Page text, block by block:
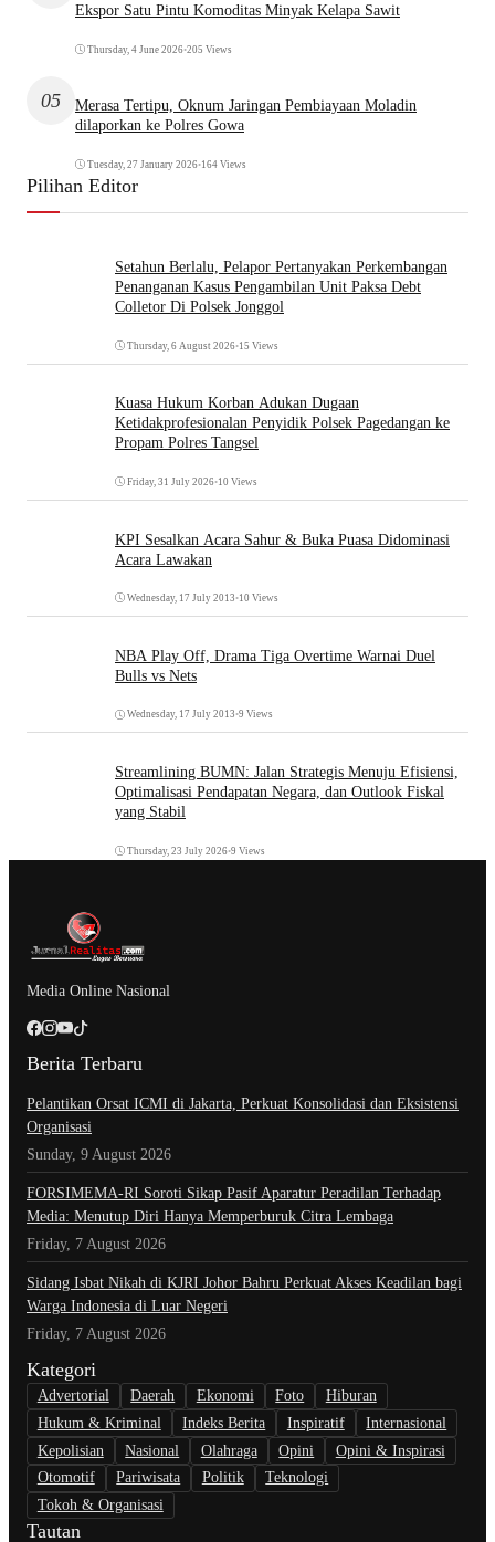
Ekspor Satu Pintu Komoditas Minyak Kelapa Sawit
Thursday, 4 June 2026•205 Views
05
Merasa Tertipu, Oknum Jaringan Pembiayaan Moladin
dilaporkan ke Polres Gowa
Tuesday, 27 January 2026•164 Views
Pilihan Editor
Setahun Berlalu, Pelapor Pertanyakan Perkembangan
Penanganan Kasus Pengambilan Unit Paksa Debt
Colletor Di Polsek Jonggol
Thursday, 6 August 2026•15 Views
Kuasa Hukum Korban Adukan Dugaan
Ketidakprofesionalan Penyidik Polsek Pagedangan ke
Propam Polres Tangsel
Friday, 31 July 2026•10 Views
KPI Sesalkan Acara Sahur & Buka Puasa Didominasi
Acara Lawakan
Wednesday, 17 July 2013 •10 Views
NBA Play Off, Drama Tiga Overtime Warnai Duel
Bulls vs Nets
Wednesday, 17 July 2013 •9 Views
Streamlining BUMN: Jalan Strategis Menuju Efisiensi,
Optimalisasi Pendapatan Negara, dan Outlook Fiskal
yang Stabil
Thursday, 23 July 2026•9 Views
Media Online Nasional
Berita Terbaru
Pelantikan Orsat ICMI di Jakarta, Perkuat Konsolidasi dan Eksistensi
Organisasi
Sunday, 9 August 2026
​FORSIMEMA-RI Soroti Sikap Pasif Aparatur Peradilan Terhadap
Media: Menutup Diri Hanya Memperburuk Citra Lembaga
Friday, 7 August 2026
Sidang Isbat Nikah di KJRI Johor Bahru Perkuat Akses Keadilan bagi
Warga Indonesia di Luar Negeri
Friday, 7 August 2026
Kategori
Advertorial Daerah Ekonomi Foto
Hiburan
Hukum & Kriminal
Indeks Berita Inspiratif
Internasional
Kepolisian
Nasional Olahraga Opini
Opini & Inspirasi
Otomotif
Pariwisata Politik
Teknologi
Tokoh & Organisasi
Tautan